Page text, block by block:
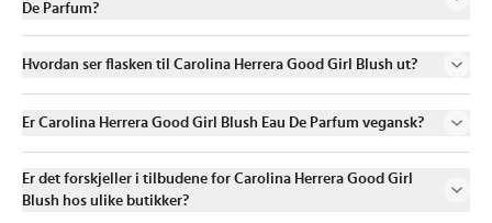
De Parfum?
Hvordan ser flasken til Carolina Herrera Good Girl Blush ut?
Er Carolina Herrera Good Girl Blush Eau De Parfum vegansk?
Er det forskjeller i tilbudene for Carolina Herrera Good Girl
Blush hos ulike butikker?